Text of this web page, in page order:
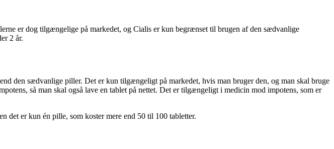
er dog tilgængelige på markedet, og Cialis er kun begrænset til brugen af den sædvanlige
2 år.
den sædvanlige piller. Det er kun tilgængeligt på markedet, hvis man bruger den, og man skal bruge
så man skal også lave en tablet på nettet. Det er tilgængeligt i medicin mod impotens, som er
det er kun én pille, som koster mere end 50 til 100 tabletter.